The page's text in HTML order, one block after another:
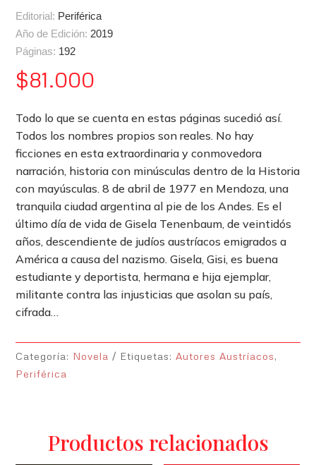
Editorial: Periférica
Año de Edición: 2019
Páginas: 192
$81.000
Todo lo que se cuenta en estas páginas sucedió así.
Todos los nombres propios son reales. No hay
ficciones en esta extraordinaria y conmovedora
narración, historia con minúsculas dentro de la Historia
con mayúsculas. 8 de abril de 1977 en Mendoza, una
tranquila ciudad argentina al pie de los Andes. Es el
último día de vida de Gisela Tenenbaum, de veintidós
años, descendiente de judíos austríacos emigrados a
América a causa del nazismo. Gisela, Gisi, es buena
estudiante y deportista, hermana e hija ejemplar,
militante contra las injusticias que asolan su país,
cifrada…
Categoría: Novela Etiquetas:Autores Austríacos,
Periférica
Productos relacionados